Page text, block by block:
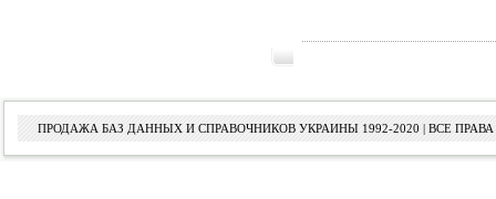
ПРОДАЖА БАЗ ДАННЫХ И СПРАВОЧНИКОВ УКРАИНЫ 1992-2020 | ВСЕ